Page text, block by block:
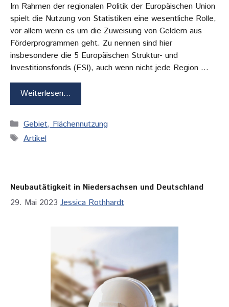
Im Rahmen der regionalen Politik der Europäischen Union
spielt die Nutzung von Statistiken eine wesentliche Rolle,
vor allem wenn es um die Zuweisung von Geldern aus
Förderprogrammen geht. Zu nennen sind hier
insbesondere die 5 Europäischen Struktur- und
Investitionsfonds (ESI), auch wenn nicht jede Region …
Weiterlesen…
Kategorien
Gebiet, Flächennutzung
Schlagwörter
Artikel
Neubautätigkeit in Niedersachsen und Deutschland
29. Mai 2023 Jessica Rothhardt